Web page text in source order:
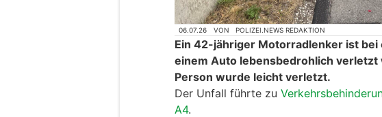
06.07.26 VON POLIZEI.NEWS REDAKTION
Ein 42-jähriger Motorradlenker ist bei
einem Auto lebensbedrohlich verletzt
Person wurde leicht verletzt.
Der Unfall führte zu
A4.